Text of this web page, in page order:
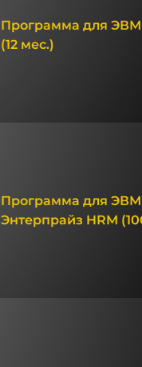
Программа для ЭВМ
(12 мес.)
Программа для ЭВМ
Энтерпрайз HRM